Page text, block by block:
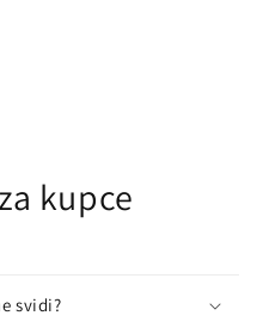
kupce
svidi?